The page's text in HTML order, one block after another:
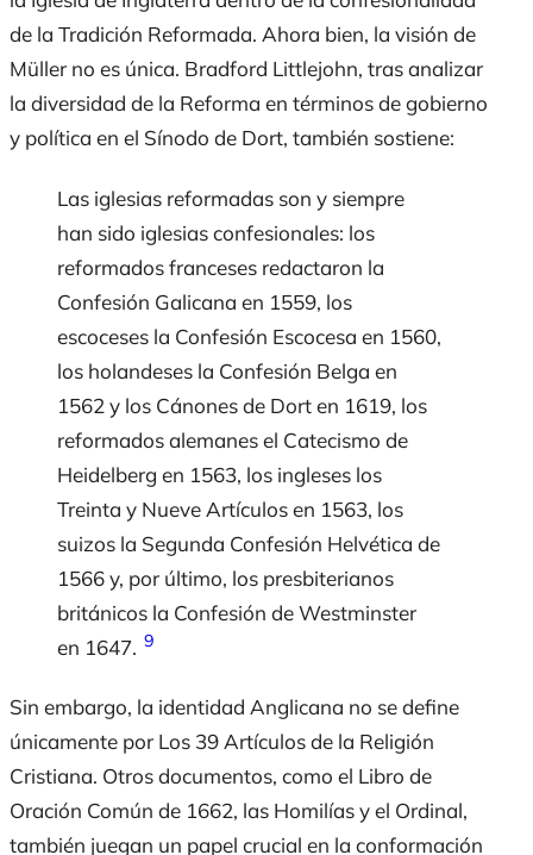
de la Tradición Reformada. Ahora bien, la visión de
Müller no es única. Bradford Littlejohn, tras analizar
la diversidad de la Reforma en términos de gobierno
y política en el Sínodo de Dort, también sostiene:
Las iglesias reformadas son y siempre
han sido iglesias confesionales: los
reformados franceses redactaron la
Confesión Galicana en 1559, los
escoceses la Confesión Escocesa en 1560,
los holandeses la Confesión Belga en
1562 y los Cánones de Dort en 1619, los
reformados alemanes el Catecismo de
Heidelberg en 1563, los ingleses los
Treinta y Nueve Artículos en 1563, los
suizos la Segunda Confesión Helvética de
1566 y, por último, los presbiterianos
británicos la Confesión de Westminster
en 1647. 9
Sin embargo, la identidad Anglicana no se define
únicamente por Los 39 Artículos de la Religión
Cristiana. Otros documentos, como el Libro de
Oración Común de 1662, las Homilías y el Ordinal,
también juegan un papel crucial en la conformación